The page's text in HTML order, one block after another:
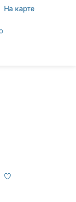
На карте